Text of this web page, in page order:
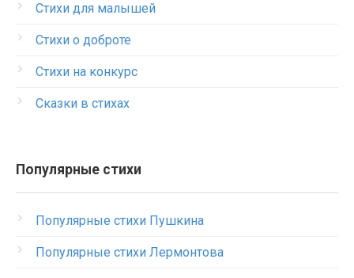
Стихи для малышей
Стихи о доброте
Стихи на конкурс
Сказки в стихах
Популярные стихи
Популярные стихи Пушкина
Популярные стихи Лермонтова